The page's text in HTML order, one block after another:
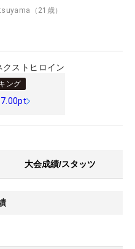
（21歳）
クストヒロイン
ング
大会成績/スタッツ